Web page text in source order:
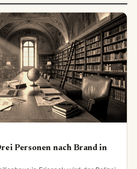
Personen nach Brand in